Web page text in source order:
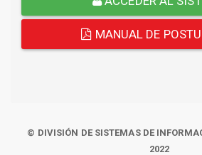
MANUAL DE
© DIVISIÓN DE SISTEMAS DE
2022